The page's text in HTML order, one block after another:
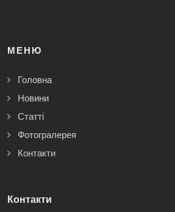
МЕНЮ
Головна
Новини
Статті
Фотогралерея
Контакти
Контакти